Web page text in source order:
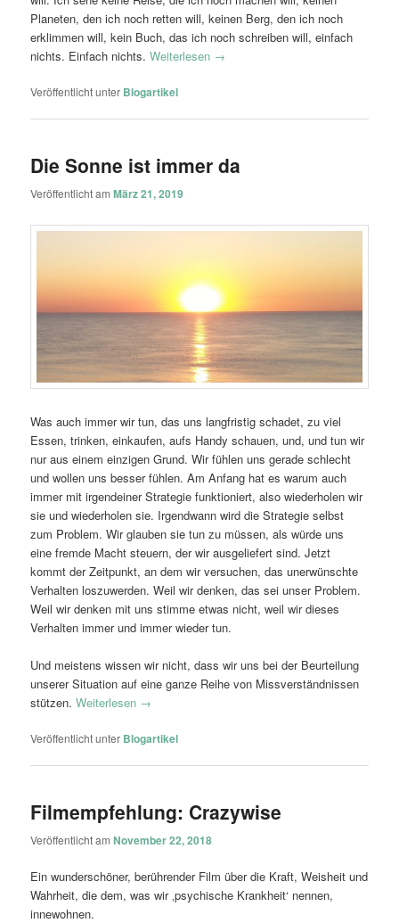
Planeten, den ich noch retten will, keinen Berg, den ich noch
erklimmen will, kein Buch, das ich noch schreiben will, einfach
nichts. Einfach nichts.Weiterlesen →
Veröffentlicht unter Blogartikel
Die Sonne ist immer da
Veröffentlicht amMärz 21, 2019
Was auch immer wir tun, das uns langfristig schadet, zu viel
Essen, trinken, einkaufen, aufs Handy schauen, und, und tun wir
nur aus einem einzigen Grund. Wir fühlen uns gerade schlecht
und wollen uns besser fühlen. Am Anfang hat es warum auch
immer mit irgendeiner Strategie funktioniert, also wiederholen wir
sie und wiederholen sie. Irgendwann wird die Strategie selbst
zum Problem. Wir glauben sie tun zu müssen, als würde uns
eine fremde Macht steuern, der wir ausgeliefert sind. Jetzt
kommt der Zeitpunkt, an dem wir versuchen, das unerwünschte
Verhalten loszuwerden. Weil wir denken, das sei unser Problem.
Weil wir denken mit uns stimme etwas nicht, weil wir dieses
Verhalten immer und immer wieder tun.
Und meistens wissen wir nicht, dass wir uns bei der Beurteilung
unserer Situation auf eine ganze Reihe von Missverständnissen
stützen.Weiterlesen →
Veröffentlicht unter Blogartikel
Filmempfehlung: Crazywise
Veröffentlicht amNovember 22, 2018
Ein wunderschöner, berührender Film über die Kraft, Weisheit und
Wahrheit, die dem, was wir ‚psychische Krankheit‘ nennen,
innewohnen.